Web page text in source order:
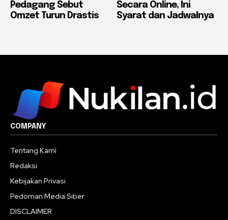
Pedagang Sebut
Omzet Turun Drastis
Secara Online, Ini
Syarat dan Jadwalnya
COMPANY
Tentang Kami
Redaksi
Kebijakan Privasi
Pedoman Media Siber
DISCLAIMER